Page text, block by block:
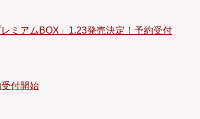
ミアムBOX」1.23発売決定！予約受付
付開始